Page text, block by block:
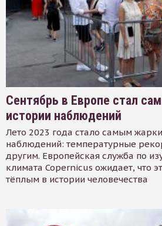
Сентябрь в Европе стал
истории наблюдений
Лето 2023 года стало самым
наблюдений: температурные
другим. Европейская служба по
климата Copernicus ожидает, что
тёплым в истории человечества